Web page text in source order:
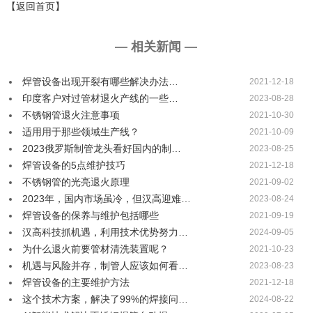
【返回首页】
— 相关新闻 —
焊管设备出现开裂有哪些解决办法… 2021-12-18
印度客户对过管材退火产线的一些… 2023-08-28
不锈钢管退火注意事项 2021-10-30
适用用于那些领域生产线？ 2021-10-09
2023俄罗斯制管龙头看好国内的制… 2023-08-25
焊管设备的5点维护技巧 2021-12-18
不锈钢管的光亮退火原理 2021-09-02
2023年，国内市场虽冷，但汉高迎难… 2023-08-24
焊管设备的保养与维护包括哪些 2021-09-19
汉高科技抓机遇，利用技术优势努力… 2024-09-05
为什么退火前要管材清洗装置呢？ 2021-10-23
机遇与风险并存，制管人应该如何看… 2023-08-23
焊管设备的主要维护方法 2021-12-18
这个技术方案，解决了99%的焊接问… 2024-08-22